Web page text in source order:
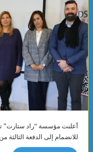
للانضمام إلى الدفعة الثالثة